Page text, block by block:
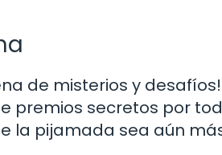
de misterios y desafíos!
premios secretos por
la pijamada sea aún